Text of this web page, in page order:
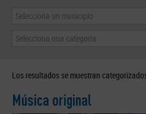
Selecciona un municipio
Selecciona una categoría
Los resultados se muestran
Música original